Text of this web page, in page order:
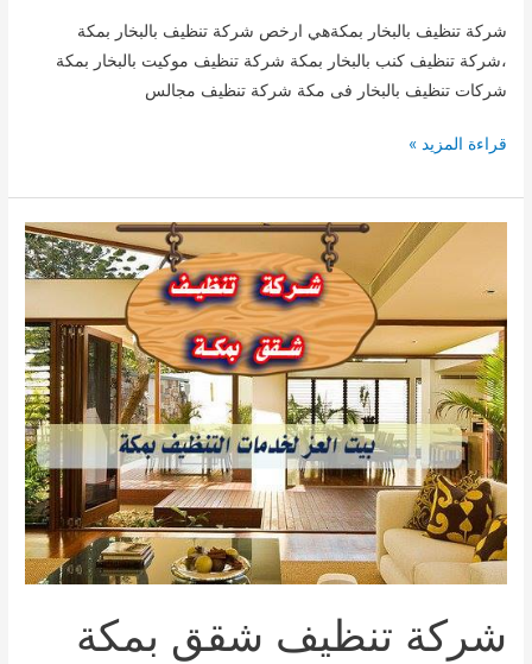
شركة تنظيف بالبخار بمكةهي ارخص شركة تنظيف بالبخار بمكة
،شركة تنظيف كنب بالبخار بمكة شركة تنظيف موكيت بالبخار بمكة
شركات تنظيف بالبخار فى مكة شركة تنظيف مجالس
ارخص
تنظيف
0509744421
قراءة المزيد »
شركة تنظيف شقق بمكة